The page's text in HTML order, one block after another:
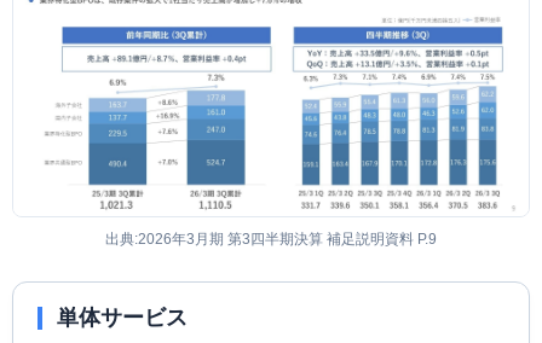
出典:2026年3月期 第3四半期決算 補足説明資料 P.9
単体サービス